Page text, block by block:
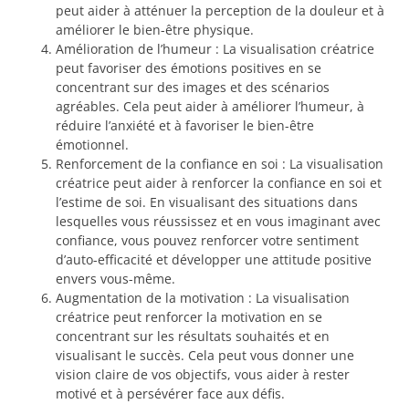
peut aider à atténuer la perception de la douleur et à
améliorer le bien-être physique.
Amélioration de l’humeur : La visualisation créatrice
peut favoriser des émotions positives en se
concentrant sur des images et des scénarios
agréables. Cela peut aider à améliorer l’humeur, à
réduire l’anxiété et à favoriser le bien-être
émotionnel.
Renforcement de la confiance en soi : La visualisation
créatrice peut aider à renforcer la confiance en soi et
l’estime de soi. En visualisant des situations dans
lesquelles vous réussissez et en vous imaginant avec
confiance, vous pouvez renforcer votre sentiment
d’auto-efficacité et développer une attitude positive
envers vous-même.
Augmentation de la motivation : La visualisation
créatrice peut renforcer la motivation en se
concentrant sur les résultats souhaités et en
visualisant le succès. Cela peut vous donner une
vision claire de vos objectifs, vous aider à rester
motivé et à persévérer face aux défis.